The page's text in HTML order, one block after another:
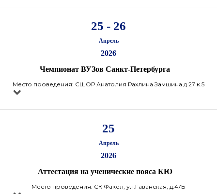
25 - 26
Апрель
2026
Чемпионат ВУЗов Санкт-Петербурга
Место проведения: СШОР Анатолия Рахлина Замшина д.27 к.5
25
Апрель
2026
Аттестация на ученические пояса КЮ
Место проведения: СК Факел, ул.Гаванская, д.47Б